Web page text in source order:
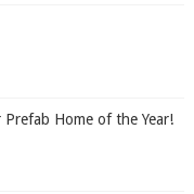
Home of the Year!